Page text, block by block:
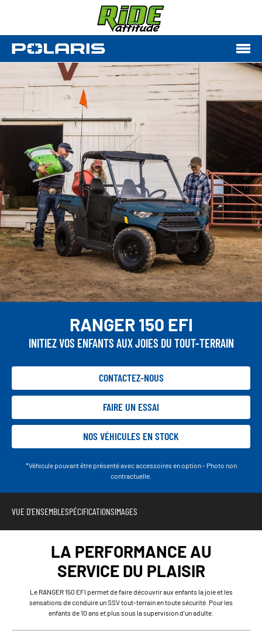
RANGER 150 EFI
INITIEZ VOS ENFANTS AUX JOIES DU TOUT-TERRAIN
CONTACTEZ-NOUS
FAIRE UN ESSAI
NOS VÉHICULES EN STOCK
*Véhicule pouvant être présenté avec accessoires en option - Photo non
contractuelle.
VUE D'ENSEMBLESPÉCIFICATIONSIMAGES
LA PERFORMANCE AU
SERVICE DU PLAISIR
Le RANGER 150 EFI permet de faire découvrir aux enfants la joie et les
sensations de conduire un SSV tout-terrain en toute sécurité. Pour les
enfants de 10 ans et plus sous la supervision d'un adulte.